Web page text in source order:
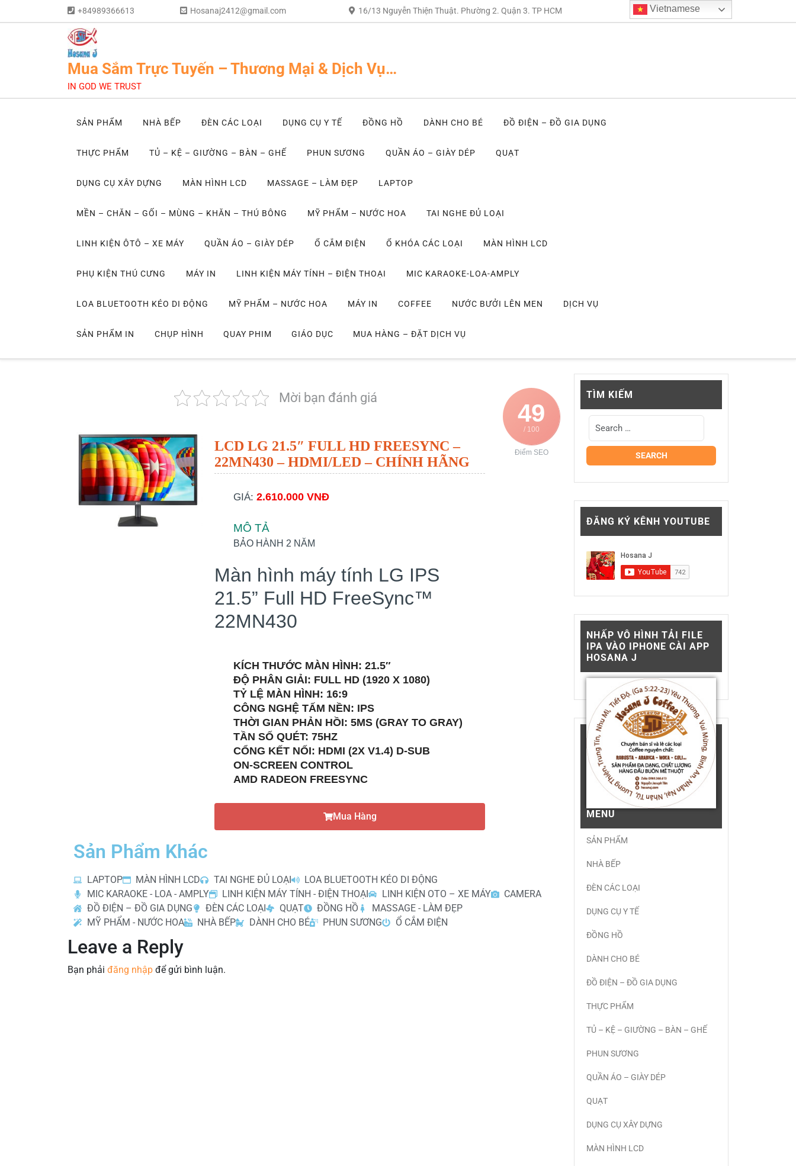
+84989366613 Hosanaj2412@gmail.com 16/13 Nguyễn Thiện Thuật. Phường 2. Quận 3. TP HCM
Mua Sắm Trực Tuyến – Thương Mại & Dịch Vụ…
IN GOD WE TRUST
SẢN PHẨM NHÀ BẾP ĐÈN CÁC LOẠI DỤNG CỤ Y TẾ ĐỒNG HỒ DÀNH CHO BÉ ĐỒ ĐIỆN – ĐỒ GIA DỤNG
THỰC PHẨM TỦ – KỆ – GIƯỜNG – BÀN – GHẾ PHUN SƯƠNG QUẦN ÁO – GIÀY DÉP QUẠT
DỤNG CỤ XÂY DỰNG MÀN HÌNH LCD MASSAGE – LÀM ĐẸP LAPTOP
MỀN – CHĂN – GỐI – MÙNG – KHĂN – THÚ BÔNG MỸ PHẨM – NƯỚC HOA TAI NGHE ĐỦ LOẠI
LINH KIỆN ÔTÔ – XE MÁY QUẦN ÁO – GIÀY DÉP Ổ CẮM ĐIỆN Ổ KHÓA CÁC LOẠI MÀN HÌNH LCD
PHỤ KIỆN THÚ CƯNG MÁY IN LINH KIỆN MÁY TÍNH – ĐIỆN THOẠI MIC KARAOKE-LOA-AMPLY
LOA BLUETOOTH KÉO DI ĐỘNG MỸ PHẨM – NƯỚC HOA MÁY IN COFFEE NƯỚC BƯỞI LÊN MEN DỊCH VỤ
SẢN PHẨM IN CHỤP HÌNH QUAY PHIM GIÁO DỤC MUA HÀNG – ĐẶT DỊCH VỤ
49
/ 100
Điểm SEO
Mời bạn đánh giá
LCD LG 21.5″ FULL HD FREESYNC –
22MN430 – HDMI/LED – CHÍNH HÃNG
GIÁ:2.610.000 VNĐ
MÔ TẢ
BẢO HÀNH 2 NĂM
Màn hình máy tính LG IPS
21.5” Full HD FreeSync™
22MN430
KÍCH THƯỚC MÀN HÌNH: 21.5″
ĐỘ PHÂN GIẢI: FULL HD (1920 X 1080)
TỶ LỆ MÀN HÌNH: 16:9
CÔNG NGHỆ TẤM NỀN: IPS
THỜI GIAN PHẢN HỒI: 5MS (GRAY TO GRAY)
TẦN SỐ QUÉT: 75HZ
CỔNG KẾT NỐI: HDMI (2X V1.4) D-SUB
ON-SCREEN CONTROL
AMD RADEON FREESYNC
Mua Hàng
Sản Phẩm Khác
LAPTOP MÀN HÌNH LCD TAI NGHE ĐỦ LOẠI
LOA BLUETOOTH KÉO DI ĐỘNG
MIC KARAOKE - LOA - AMPLY
LINH KIỆN MÁY TÍNH - ĐIỆN THOẠI LINH KIỆN OTO – XE MÁY
CAMERA
ĐỒ ĐIỆN – ĐỒ GIA DỤNG
ĐÈN CÁC LOẠI QUẠT ĐỒNG HỒ
MASSAGE - LÀM ĐẸP
MỸ PHẨM - NƯỚC HOA
NHÀ BẾP DÀNH CHO BÉ PHUN SƯƠNG Ổ CẮM ĐIỆN
Leave a Reply
Bạn phải đăng nhập để gửi bình luận.
TÌM KIẾM
ĐĂNG KÝ KÊNH YOUTUBE
NHẤP VÔ HÌNH TẢI FILE
IPA VÀO IPHONE CÀI APP
HOSANA J
MENU
SẢN PHẨM
NHÀ BẾP
ĐÈN CÁC LOẠI
DỤNG CỤ Y TẾ
ĐỒNG HỒ
DÀNH CHO BÉ
ĐỒ ĐIỆN – ĐỒ GIA DỤNG
THỰC PHẨM
TỦ – KỆ – GIƯỜNG – BÀN – GHẾ
PHUN SƯƠNG
QUẦN ÁO – GIÀY DÉP
QUẠT
DỤNG CỤ XÂY DỰNG
MÀN HÌNH LCD
Vietnamese